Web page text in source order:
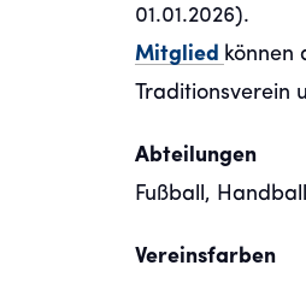
01.01.2026).
Mitglied können
Traditionsverein
Abteilungen
Fußball,
Vereinsfarben